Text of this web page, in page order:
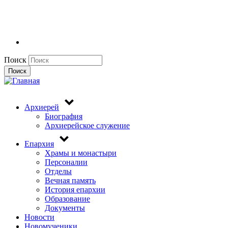
Поиск
Поиск
Архиерей
Биография
Архиерейское служение
Епархия
Храмы и монастыри
Персоналии
Отделы
Вечная память
История епархии
Образование
Документы
Новости
Новомученики